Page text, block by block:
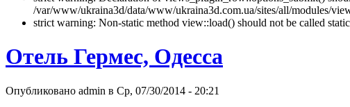
/var/www/ukraina3d/data/www/ukraina3d.com.ua/sites/all/modules/
strict warning: Non-static method view::load() should not be called
Отель Гермес, Одесса
Опубликовано admin в Ср, 07/30/2014 - 20:21